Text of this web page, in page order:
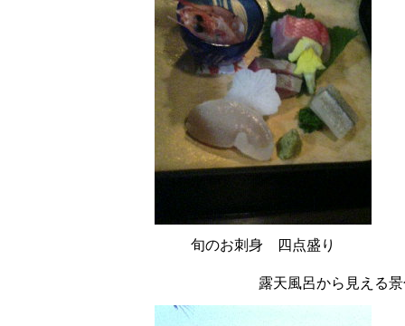
旬のお刺身 四点盛り
露天風呂から見える